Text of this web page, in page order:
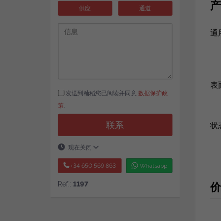
通
表
状
供应 通道
发送到籼稻您已阅读并同意 数据保护政
策
联系
现在关闭
+34 650 569 863 Whatsapp
Ref.: 1197